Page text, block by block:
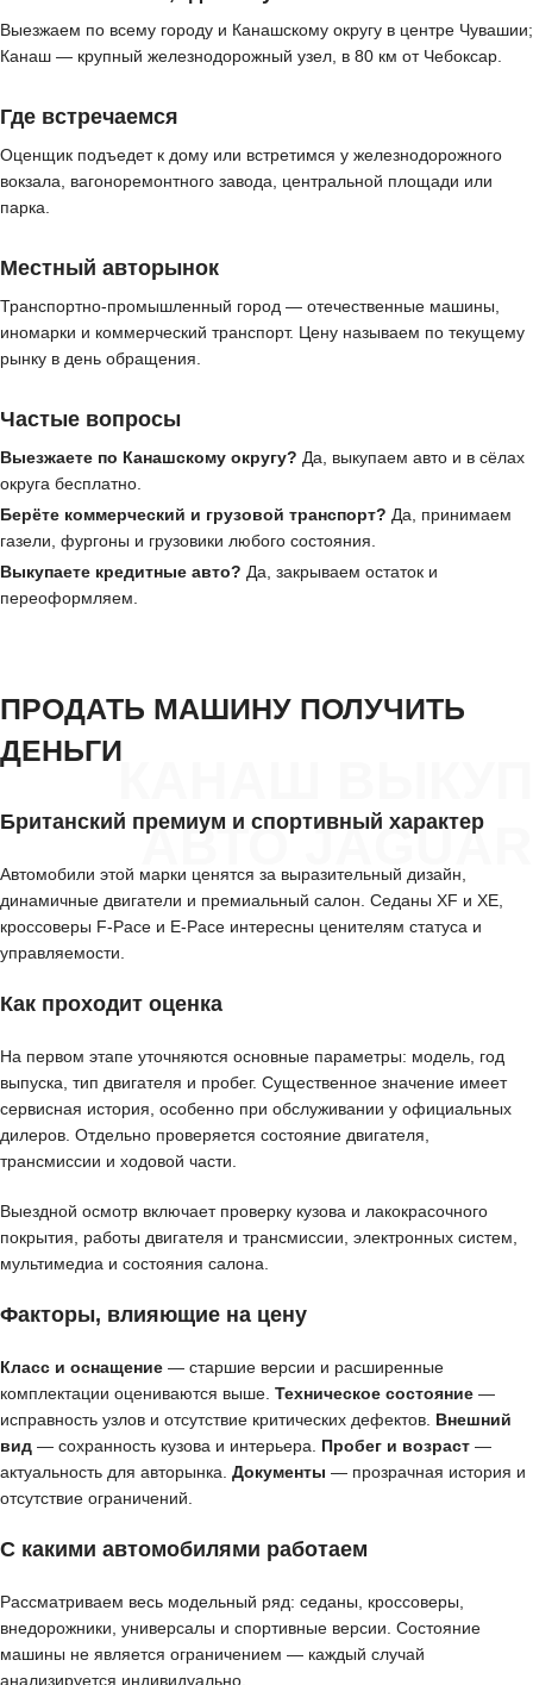
Выезжаем по всему городу и Канашскому округу в центре Чувашии;
Канаш — крупный железнодорожный узел, в 80 км от Чебоксар.
Где встречаемся
Оценщик подъедет к дому или встретимся у железнодорожного
вокзала, вагоноремонтного завода, центральной площади или
парка.
Местный авторынок
Транспортно-промышленный город — отечественные машины,
иномарки и коммерческий транспорт. Цену называем по текущему
рынку в день обращения.
Частые вопросы
Выезжаете по Канашскому округу? Да, выкупаем авто и в сёлах
округа бесплатно.
Берёте коммерческий и грузовой транспорт? Да, принимаем
газели, фургоны и грузовики любого состояния.
Выкупаете кредитные авто? Да, закрываем остаток и
переоформляем.
КАНАШ ВЫКУП
АВТО JAGUAR
ПРОДАТЬ МАШИНУ ПОЛУЧИТЬ
ДЕНЬГИ
Британский премиум и спортивный характер
Автомобили этой марки ценятся за выразительный дизайн,
динамичные двигатели и премиальный салон. Седаны XF и XE,
кроссоверы F-Pace и E-Pace интересны ценителям статуса и
управляемости.
Как проходит оценка
На первом этапе уточняются основные параметры: модель, год
выпуска, тип двигателя и пробег. Существенное значение имеет
сервисная история, особенно при обслуживании у официальных
дилеров. Отдельно проверяется состояние двигателя,
трансмиссии и ходовой части.
Выездной осмотр включает проверку кузова и лакокрасочного
покрытия, работы двигателя и трансмиссии, электронных систем,
мультимедиа и состояния салона.
Факторы, влияющие на цену
Класс и оснащение — старшие версии и расширенные
комплектации оцениваются выше. Техническое состояние —
исправность узлов и отсутствие критических дефектов. Внешний
вид — сохранность кузова и интерьера. Пробег и возраст —
актуальность для авторынка. Документы — прозрачная история и
отсутствие ограничений.
С какими автомобилями работаем
Рассматриваем весь модельный ряд: седаны, кроссоверы,
внедорожники, универсалы и спортивные версии. Состояние
машины не является ограничением — каждый случай
анализируется индивидуально.